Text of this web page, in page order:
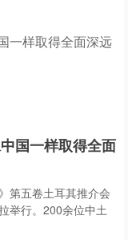
国一样取得全面
第五卷土耳其推介会
举行。200余位中土